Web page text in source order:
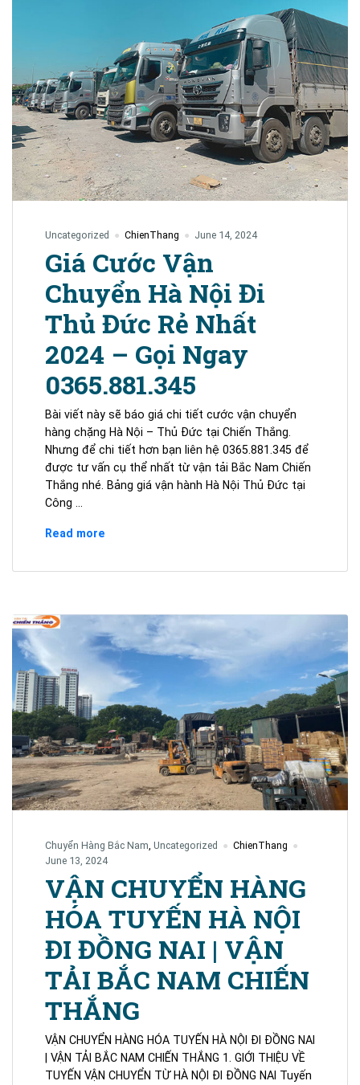
Gọi
Ngay
0365
881
345
Uncategorized ChienThang June 14, 2024
Giá Cước Vận
Chuyển Hà Nội Đi
Thủ Đức Rẻ Nhất
2024 – Gọi Ngay
0365.881.345
Bài viết này sẽ báo giá chi tiết cước vận chuyển
hàng chặng Hà Nội – Thủ Đức tại Chiến Thắng.
Nhưng để chi tiết hơn bạn liên hệ 0365.881.345 để
được tư vấn cụ thể nhất từ ​​​​vận tải Bắc Nam Chiến
Thắng nhé. Bảng giá vận hành Hà Nội Thủ Đức tại
Công …
Read more
Vận
Đi
Thủ
Đức
Rẻ
Nhất
2024
–
Gọi
Ngay
0365.881.345
Chuyển Hàng Bắc Nam Uncategorized
ChienThang
June 13, 2024
VẬN CHUYỂN HÀNG
HÓA TUYẾN HÀ NỘI
ĐI ĐỒNG NAI | VẬN
TẢI BẮC NAM CHIẾN
THẮNG
VẬN CHUYỂN HÀNG HÓA TUYẾN HÀ NỘI ĐI ĐỒNG NAI
| VẬN TẢI BẮC NAM CHIẾN THẮNG 1. GIỚI THIỆU VỀ
TUYẾN VẬN CHUYỂN TỪ HÀ NỘI ĐI ĐỒNG NAI Tuyến